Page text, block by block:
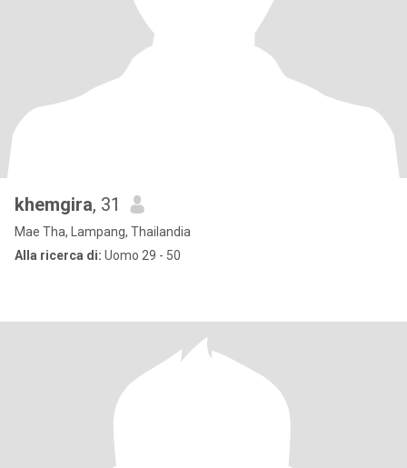
khemgira, 31
Mae Tha, Lampang, Thailandia
Alla ricerca di: Uomo 29 - 50